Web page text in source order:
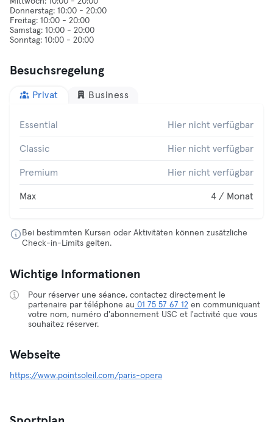
Donnerstag: 10:00 - 20:00
Freitag: 10:00 - 20:00
Samstag: 10:00 - 20:00
Besuchsregelung
Privat Business
Essential Hier nicht verfügbar
Classic Hier nicht verfügbar
Premium Hier nicht verfügbar
Max 4 / Monat
Bei bestimmten Kursen oder Aktivitäten können zusätzliche
Check-in-Limits gelten.
Wichtige Informationen
Pour réserver une séance, contactez directement le
partenaire par téléphone au 01 75 57 67 12 en communiquant
votre nom, numéro d'abonnement USC et l'activité que vous
souhaitez réserver.
Webseite
https://www.pointsoleil.com/paris-opera